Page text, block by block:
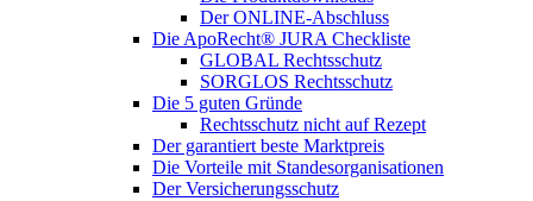
Der ONLINE-Abschluss
Die ApoRecht® JURA Checkliste
GLOBAL Rechtsschutz
SORGLOS Rechtsschutz
Die 5 guten Gründe
Rechtsschutz nicht auf Rezept
Der garantiert beste Marktpreis
Die Vorteile mit Standesorganisationen
Der Versicherungsschutz